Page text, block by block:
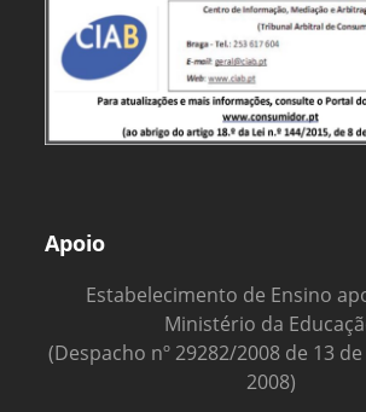
Apoio
Estabelecimento de Ensino
Ministério da
(Despacho nº 29282/2008 de 13
2008)